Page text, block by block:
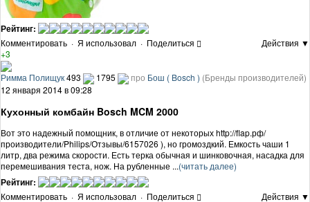
Рейтинг:
Комментировать · Я использовал · Поделиться
Действия ▼
+3
Римма Полищук493 1795 про Бош ( Bosch ) (Бренды производителей)
12 января 2014 в 09:28
Кухонный комбайн Bosch MCM 2000
Вот это надежный помощник, в отличие от некоторых http://flap.рф/
производители/Philips/Отзывы/6157026 ), но громоздкий. Емкость чаши 1
литр, два режима скорости. Есть терка обычная и шинковочная, насадка для
перемешивания теста, нож. На рубленные ...(читать далее)
Рейтинг:
Комментировать · Я использовал · Поделиться
Действия ▼